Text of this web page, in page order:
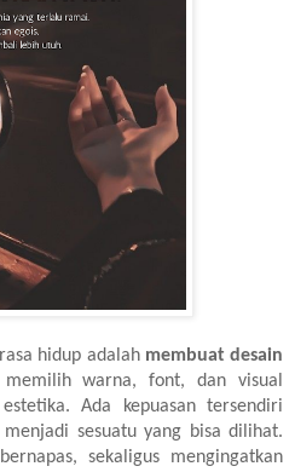
hidup adalah membuat desain
warna, font, dan visual
Ada kepuasan tersendiri
sesuatu yang bisa dilihat.
sekaligus mengingatkan